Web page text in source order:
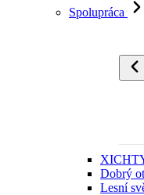
Spolupráca
Dobrý
Lesní